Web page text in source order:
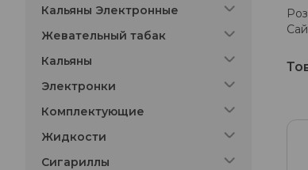
Кальяны Электронные
Жевательный табак
Кальяны
Электронки
Комплектующие
Жидкости
Сигариллы